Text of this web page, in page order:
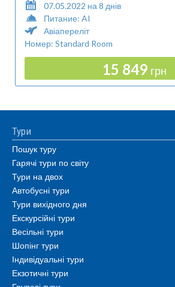
07.05.2022 на 8 днів
Питание: AI
Авіапереліт
Номер: Standard Room
15 849 грн
Тури
Пошук туру
Гарячі тури по світу
Тури на двох
Автобусні тури
Тури вихідного дня
Екскурсійні тури
Весільні тури
Шопінг тури
Індивідуальні тури
Екзотичні тури